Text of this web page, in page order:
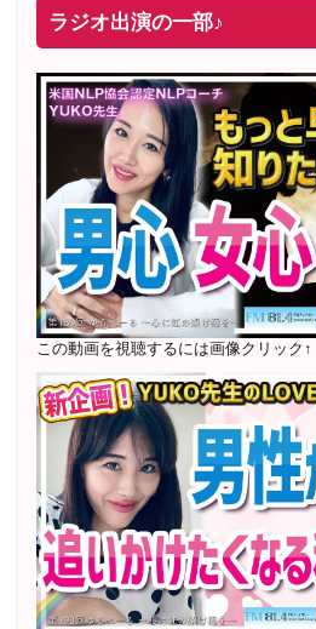
2025年4月〜 altruismコミュニ
2025年5月〜 FMラジオ79.9「
レギュラー出演中！
2023年12月〜 FM81.4ラジオ
ター講座」準レギュラー出演中
〜2025年5月 個別セッション
2022年6月〜24年7月 自己肯
ン1000名以上参加
〜2024年7月 恋愛テキスト動画
2022年7月〜12月 グループセ
様随時満席
2022年4月 米国NLP協会認定
力開発協会認定NLPコーチ資
ラジオ出演の一部♪
この動画を視聴するには画像クリック↑